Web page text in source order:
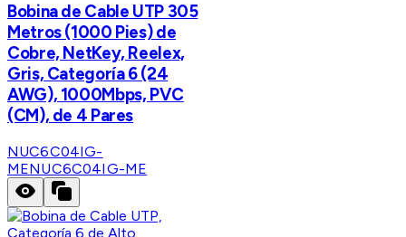
Bobina de Cable UTP 305
Metros (1000 Pies) de
Cobre, NetKey, Reelex,
Gris, Categoría 6 (24
AWG), 1000Mbps, PVC
(CM), de 4 Pares
NUC6C04IG-
MENUC6C04IG-ME